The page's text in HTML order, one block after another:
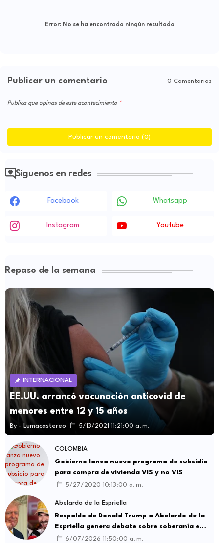
Error:No se ha encontrado ningún resultado
Publicar un comentario 0 Comentarios
Publica que opinas de este acontecimiento
Publicar un comentario (0)
Síguenos en redes
Facebook Whatsapp
Instagram Youtube
Repaso de la semana
INTERNACIONAL
EE.UU. arrancó vacunación anticovid de
menores entre 12 y 15 años
By - Lumacastereo 5/13/2021 11:21:00 a. m.
COLOMBIA
Gobierno lanza nuevo programa de subsidio
para compra de vivienda VIS y no VIS
5/27/2020 10:13:00 a. m.
Abelardo de la Espriella
Respaldo de Donald Trump a Abelardo de la
Espriella genera debate sobre soberanía e
influencia internacional
6/07/2026 11:50:00 a. m.